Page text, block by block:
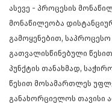
ასევე - პროცესის
მონაწილეობა
გამოყენებით,
გათვალისწინებული
პუნქტის თანახმად,
წესით მოსამართლეს
განახორციელოს თავისი